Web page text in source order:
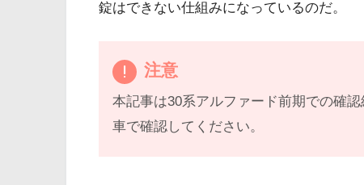
錠はできない仕組みになっているのだ。
注意
本記事は30系アルファード前期での確
車で確認してください。